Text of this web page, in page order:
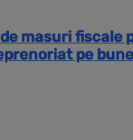
masuri fiscale
pe bune